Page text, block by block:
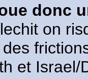
donc
on
et Israel/